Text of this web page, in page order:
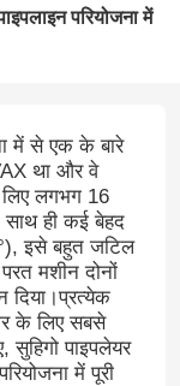
परियोजना में
में से एक के बारे
था और वे
लिए लगभग 16
साथ ही कई बेहद
इसे बहुत जटिल
मशीन दोनों
दिया।प्रत्येक
के लिए सबसे
सुहिगो पाइपलेयर
में पूरी